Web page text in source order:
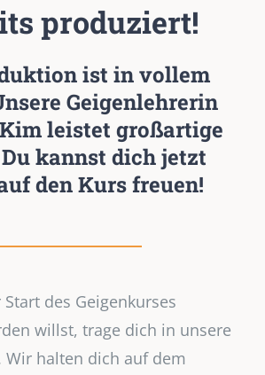
produziert!
ist in vollem
Geigenlehrerin
leistet großartige
kannst dich jetzt
den Kurs freuen!
des Geigenkurses
willst, trage dich in unsere
Wir halten dich auf dem